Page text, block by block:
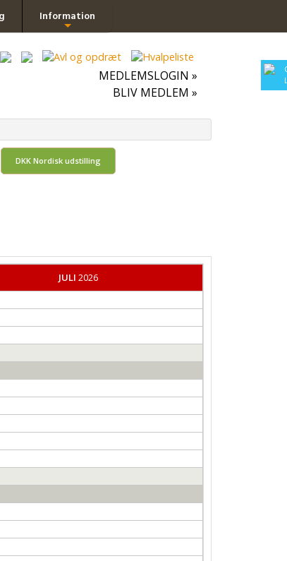
Information
MEDLEMSLOGIN »
BLIV MEDLEM »
DKK Nordisk udstilling
JULI 2026